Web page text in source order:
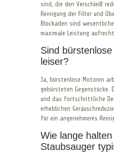
sind, die den Verschleiß
Reinigung der Filter und
Blockaden sind
maximale Leistung
Sind
leiser?
Ja, bürstenlose Motoren
gebürsteten Gegenstücke.
und das fortschrittliche
erheblichen
für ein angenehmeres
Wie lange
Staubsauger